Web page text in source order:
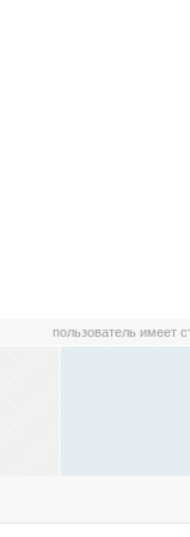
пользователь имеет